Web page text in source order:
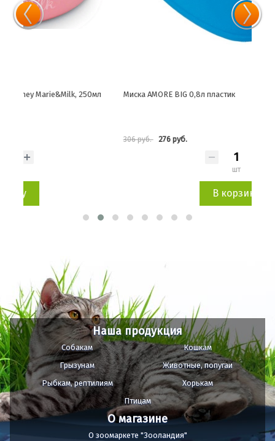
Миска AMORE BIG 0,8л пластик
Наша продукция
Собакам
Кошкам
Грызунам
Животные, попугаи
Рыбкам, рептилиям
Хорькам
Птицам
О магазине
О зоомаркете "Зооландия"